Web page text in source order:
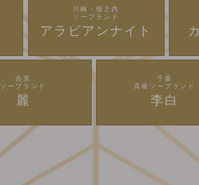
川崎・堀之内
ソープランド
アラビアンナイト
吉原
ソープランド
麗
千葉
高級ソープランド
李白